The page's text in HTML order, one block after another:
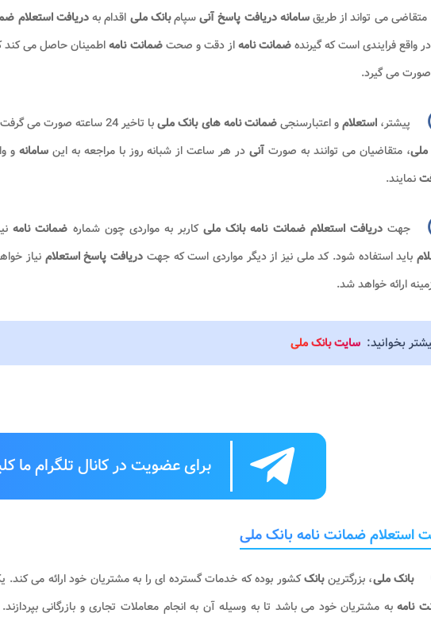
متقاضی می تواند از طریقسامانه دریافت پاسخ آنیسپامبانک ملی اقدام بهدریافت استعلام
واقع فرایندی است که گیرندهضمانت نامهاز دقت و صحتضمانت نامهاطمینان حاصل می کند
صورت می گیرد.
پیشتر،استعلامو اعتبارسنجیضمانت نامه های بانک ملیبا تاخیر 24 ساعته صورت می گرفت. اما با راه اندازی
ملی، متقاضیان می توانند به صورت آنی در هر ساعت از شبانه روز با مراجعه به اینسامانهو
نمایند.
جهتدریافت استعلام ضمانت نامه بانک ملیکاربر به مواردی چون شماره ضمانت نامه
باید استفاده شود. کد ملی نیز از دیگر مواردی است که جهت دریافت پاسخ استعلام نیاز
ارائه خواهد شد.
بخوانید: سایت بانک ملی
برای عضویت در کانال تلگرام ما
استعلام ضمانت نامه بانک ملی
بانک ملی، بزرگترینبانککشور بوده که خدمات گسترده ای را به مشتریان خود ارائه می کند.
نامهبه مشتریان خود می باشد تا به وسیله آن به انجام معاملات تجاری و بازرگانی